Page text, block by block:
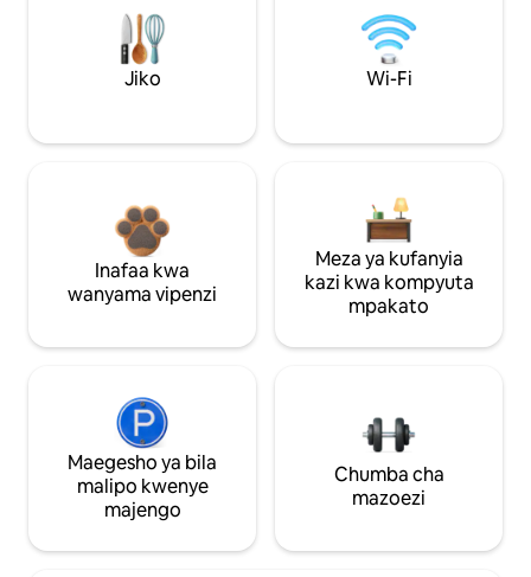
Jiko Wi-Fi
Inafaa kwa
wanyama vipenzi
Meza ya kufanyia
kazi kwa kompyuta
mpakato
Maegesho ya bila
malipo kwenye
majengo
Chumba cha
mazoezi